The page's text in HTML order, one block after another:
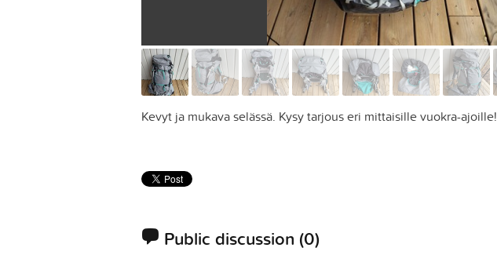
Kevyt ja mukava selässä. Kysy tarjous eri mittaisille vuokra-ajoille!
Public discussion (0)